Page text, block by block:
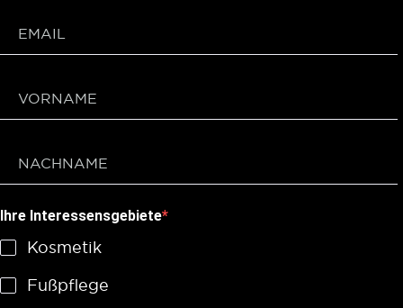
Ihre Interessensgebiete
Kosmetik
Fußpflege